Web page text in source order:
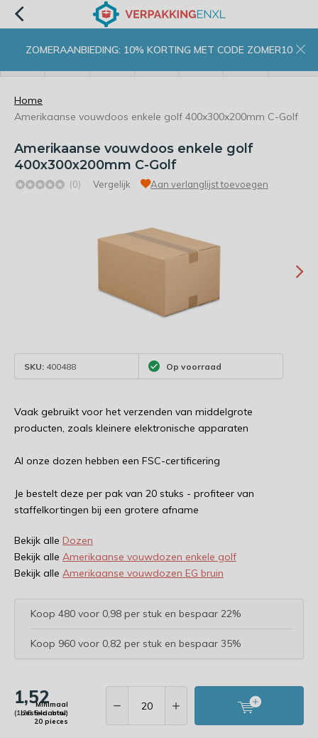
ZOMERAANBIEDING: 10% KORTING MET CODE ZOMER10
Home
Amerikaanse vouwdoos enkele golf 400x300x200mm C-Golf
Amerikaanse vouwdoos enkele golf
400x300x200mm C-Golf
(0) Vergelijk Aan verlanglijst toevoegen
SKU: 400488 Op voorraad
Vaak gebruikt voor het verzenden van middelgrote
producten, zoals kleinere elektronische apparaten
Al onze dozen hebben een FSC-certificering
Je bestelt deze per pak van 20 stuks - profiteer van
staffelkortingen bij een grotere afname
Bekijk alle Dozen
Bekijk alle Amerikaanse vouwdozen enkele golf
Bekijk alle Amerikaanse vouwdozen EG bruin
Koop 480 voor 0,98 per stuk en bespaar 22%
Koop 960 voor 0,82 per stuk en bespaar 35%
1,52
(1,26 Excl. btw)
Minimaal
bestelaantal:
20 pieces